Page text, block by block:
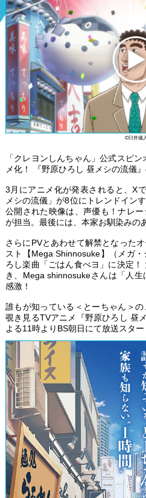
©臼井儀
「クレヨンしんちゃん」公式スピ
メ化！ 『野原ひろし 昼メシの流儀
3月にアニメ化が発表されると、X
メシの流儀」が8位にトレンドイン
公開された映像は、声優も！ナレ
が担当。最後には、本家お馴染みの
さらにPVとあわせて解禁となった
スト【Mega Shinnosuke】（メガ
ろし楽曲「ごはん食べヨ」に決定
き、Mega shinnosukeさんは「人
感激！
誰もが知っている＜とーちゃん＞
覗き見るTVアニメ『野原ひろし 昼
よる11時よりBS朝日にて放送スタ